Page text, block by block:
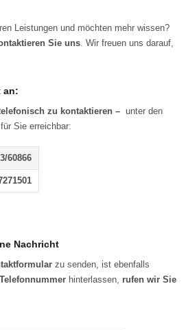
Leistungen und möchten mehr wissen?
Sie uns. Wir freuen uns darauf,
an:
zu kontaktieren – unter den
Sie erreichbar:
60866
Nachricht
zu senden, ist ebenfalls
Telefonnummer hinterlassen, rufen wir Sie